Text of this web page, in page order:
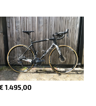
1.495,00